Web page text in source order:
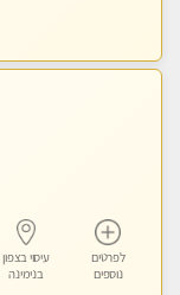
לפרטים
נוספים
עיסוי בצפון
בנימינה